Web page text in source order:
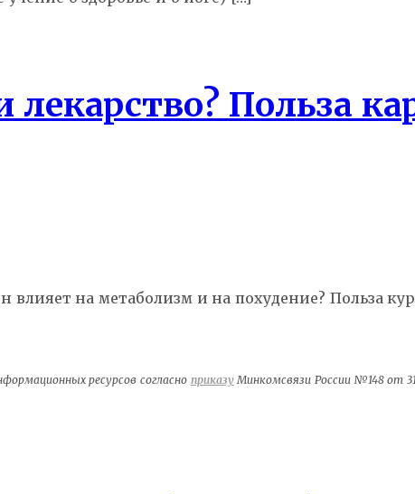
Польза
на метаболизм и на похудение? Польза
ресурсов согласно приказуМинкомсвязи России №148 от